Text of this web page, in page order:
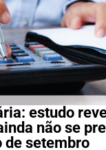
estudo
não se
de setembro